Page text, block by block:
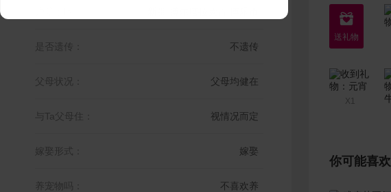
是否遗传： 不遗传
父母状况： 父母均健在
与Ta父母住： 视情况而定
嫁娶形式： 嫁娶
养宠物吗： 不喜欢养

X1
你可能喜欢